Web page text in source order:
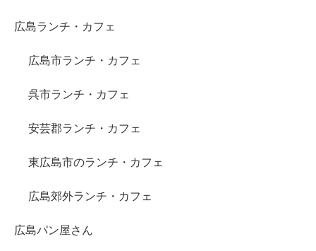
広島ランチ・カフェ
広島市ランチ・カフェ
呉市ランチ・カフェ
安芸郡ランチ・カフェ
東広島市のランチ・カフェ
広島郊外ランチ・カフェ
広島パン屋さん